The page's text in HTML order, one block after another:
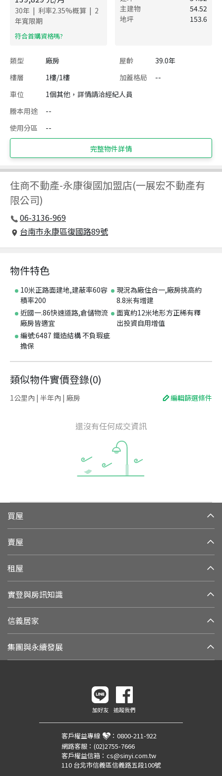
30年 | 利率2.35%概算 | 2
年寬限期
​符合首購資格嗎?
主建物
54.52
地坪
153.6
類型 廠房 屋齡
39.0年
樓層
1樓/1樓 加蓋格局
--
車位
1個其他，詳情請洽經紀人員
謄本用途
--
使用分區
--
完整物件詳情
住商不動產-永康復國加盟店(一展宏不動產有
限公司)
06-3136-969
台南市永康區復國路89號
物件特色
10米正路面建地,建蔽率60容
積率200
現況為廠住合一,廠房挑高約
8.8米有增建
近國一.86快速道路,倉儲物流
廠房皆適宜
面寬約12米地形方正稀有釋
出投資自用增值
編號:6487 鐵造結構 不負瑕疵
擔保
類似物件實價登錄(0)
1公里內 | 半年內 | 廠房 編輯篩選條件
還沒有任何成交資訊
買屋
賣屋
租屋
實登與房訊知識
信義居家
集團與永續發展
加好友 追蹤我們
客戶權益專線 ： 0800-211-922
網路客服： (02)2755-7666
客戶權益信箱： cs@sinyi.com.tw
110 台北市信義區信義路五段100號